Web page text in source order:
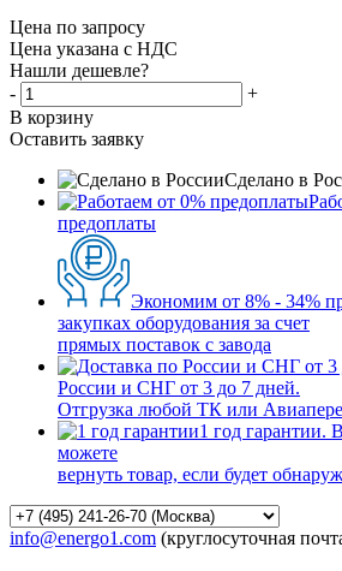
Цена по запросу
Цена указана с НДС
Нашли дешевле?
-
+
В корзину
Оставить заявку
Сделано в
предоплаты
Экономим от 8% - 34%
закупках оборудования за счет
прямых поставок с завода
России и СНГ от 3 до 7 дней.
Отгрузка любой ТК или
1 год гарантии.
можете
вернуть товар, если будет
info@energo1.com (круглосуточная